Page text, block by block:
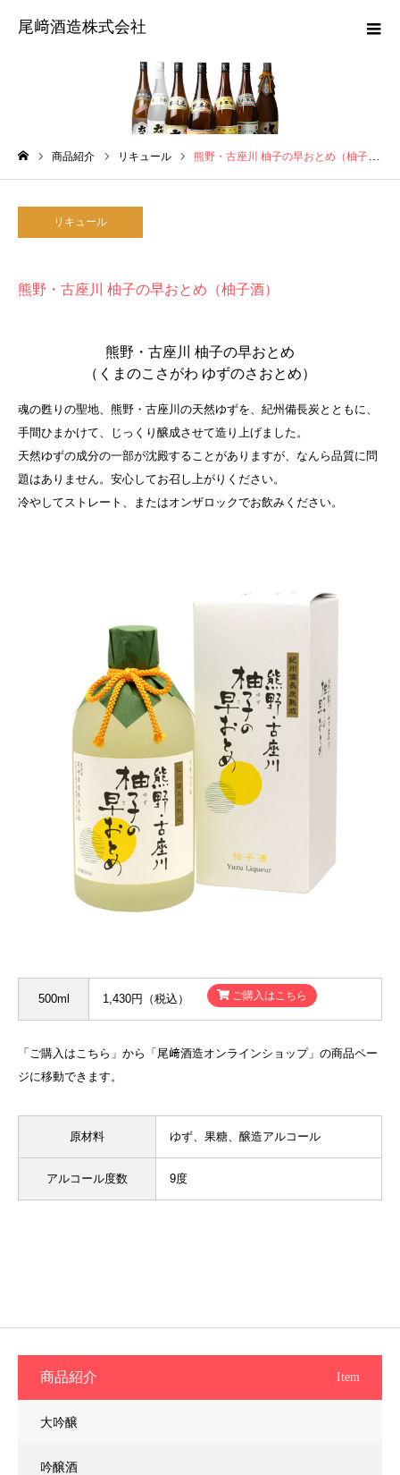
尾﨑酒造株式会社
商品紹介 リキュール 熊野・古座川 柚子の早おとめ（柚子酒）
リキュール
熊野・古座川 柚子の早おとめ（柚子酒）
熊野・古座川 柚子の早おとめ
（くまのこさがわ ゆずのさおとめ）
魂の甦りの聖地、熊野・古座川の天然ゆずを、紀州備長炭とともに、
手間ひまかけて、じっくり醸成させて造り上げました。
天然ゆずの成分の一部が沈殿することがありますが、なんら品質に問
題はありません。安心してお召し上がりください。
冷やしてストレート、またはオンザロックでお飲みください。
500ml 1,430円（税込） ご購入はこちら
「ご購入はこちら」から「尾﨑酒造オンラインショップ」の商品ペー
ジに移動できます。
原材料 ゆず、果糖、醸造アルコール
アルコール度数 9度
商品紹介 Item
大吟醸
吟醸酒